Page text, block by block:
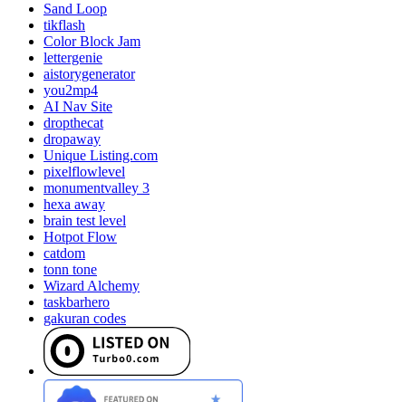
Sand Loop
tikflash
Color Block Jam
lettergenie
aistorygenerator
you2mp4
AI Nav Site
dropthecat
dropaway
Unique Listing.com
pixelflowlevel
monumentvalley 3
hexa away
brain test level
Hotpot Flow
catdom
tonn tone
Wizard Alchemy
taskbarhero
gakuran codes